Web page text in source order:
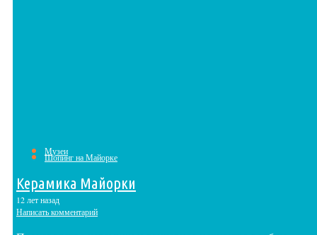
Музеи
Шопинг на Майорке
Керамика Майорки
12 лет назад
Написать комментарий